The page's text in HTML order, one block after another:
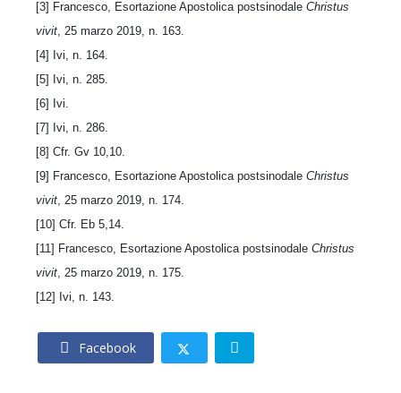
[3] Francesco, Esortazione Apostolica postsinodale Christus
vivit , 25 marzo 2019, n. 163.
[4] Ivi, n. 164.
[5] Ivi, n. 285.
[6] Ivi.
[7] Ivi, n. 286.
[8] Cfr. Gv 10,10.
[9] Francesco, Esortazione Apostolica postsinodale Christus
vivit , 25 marzo 2019, n. 174.
[10] Cfr. Eb 5,14.
[11] Francesco, Esortazione Apostolica postsinodale Christus
vivit , 25 marzo 2019, n. 175.
[12] Ivi, n. 143.
Facebook